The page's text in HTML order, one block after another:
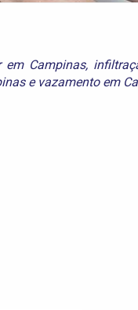
em Campinas,
e vazamento em